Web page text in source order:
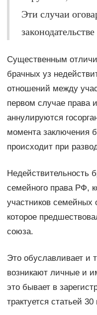
Эти случаи
Существенным
брачных уз
отношений между
первом случае права
аннулируются
момента заключения
происходит при
Недействительность
семейного права РФ,
участников
которое
союза.
Это обуславливает и
возникают личные и
это бывает в
трактуется статьей